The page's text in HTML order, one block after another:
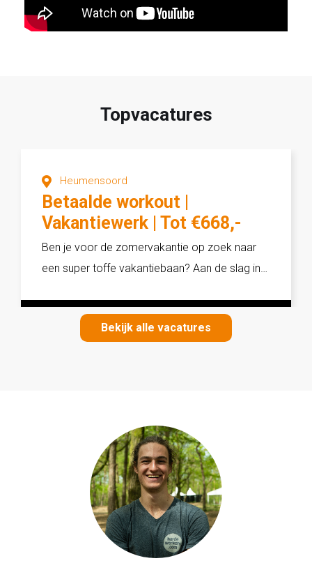
Topvacatures
Heumensoord
Betaalde workout |
Vakantiewerk | Tot €668,-
netto per week
Ben je voor de zomervakantie op zoek naar
een super toffe vakantiebaan? Aan de slag in
Bekijk alle vacatures